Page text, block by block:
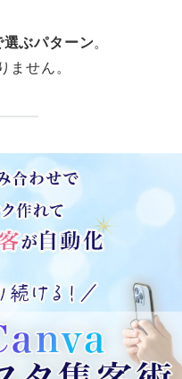
選ぶパターン。
せん。